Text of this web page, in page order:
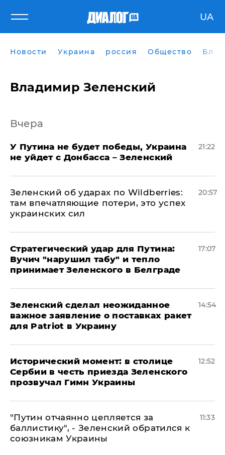
UA
Новости Украина россия Общество
Владимир Зеленский
Вчера
У Путина не будет победы, Украина
не уйдет с Донбасса – Зеленский
21:22
Зеленский об ударах по Wildberries:
там впечатляющие потери, это успех
украинских сил
20:57
Стратегический удар для Путина:
Вучич "нарушил табу" и тепло
принимает Зеленского в Белграде
17:07
Зеленский сделал неожиданное
важное заявление о поставках ракет
для Patriot в Украину
14:54
Исторический момент: в столице
Сербии в честь приезда Зеленского
прозвучал Гимн Украины
12:52
"Путин отчаянно цепляется за
баллистику", - Зеленский обратился к
союзникам Украины
11:33